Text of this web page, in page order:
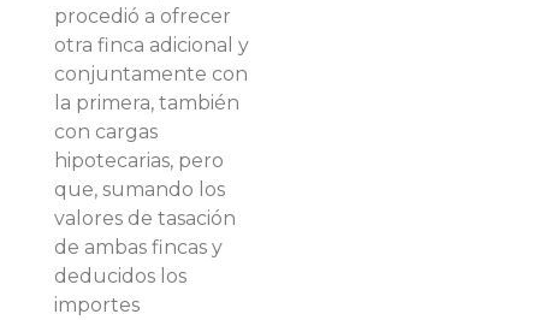
procedió a ofrecer
otra finca adicional y
conjuntamente con
la primera, también
con cargas
hipotecarias, pero
que, sumando los
valores de tasación
de ambas fincas y
deducidos los
importes